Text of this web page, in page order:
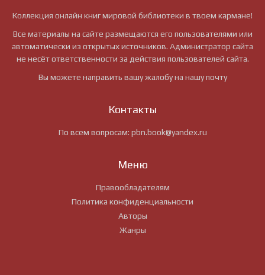
Коллекция онлайн книг мировой библиотеки в твоем кармане!
Все материалы на сайте размещаются его пользователями или
автоматически из открытых источников. Администратор сайта
не несёт ответственности за действия пользователей сайта.
Вы можете направить вашу жалобу на нашу почту
Контакты
По всем вопросам: pbn.book@yandex.ru
Меню
Правообладателям
Политика конфиденциальности
Авторы
Жанры